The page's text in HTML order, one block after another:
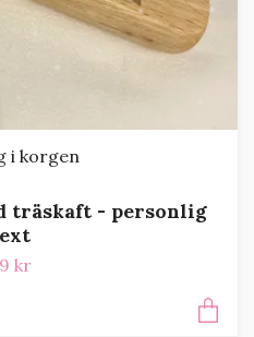
i korgen
träskaft - personlig
kr